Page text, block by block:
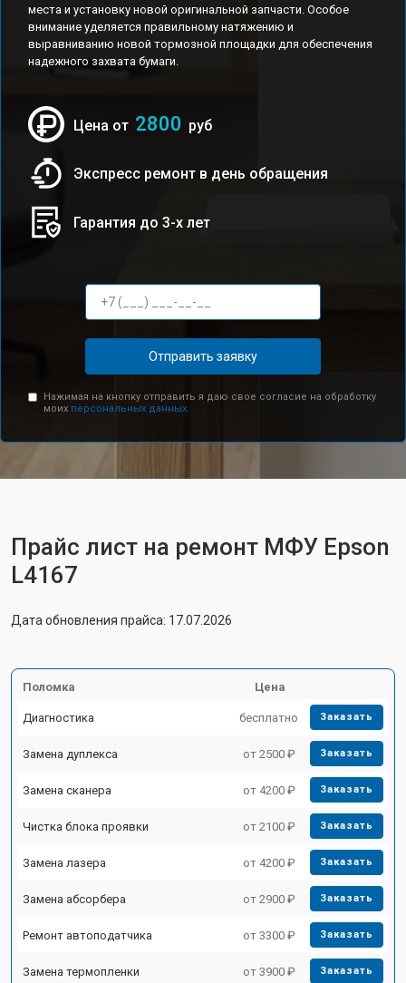
места и установку новой оригинальной запчасти. Особое
внимание уделяется правильному натяжению и
выравниванию новой тормозной площадки для обеспечения
надежного захвата бумаги.
Цена от 2800 руб
Экспресс ремонт в день обращения
Гарантия до 3-х лет
Отправить заявку
Нажимая на кнопку отправить я даю свое согласие на обработку
моих персональных данных.
Прайс лист на ремонт МФУ Epson
L4167
Дата обновления прайса: 17.07.2026
Поломка Цена
Диагностика бесплатно Заказать
Замена дуплекса от 2500 ₽ Заказать
Замена сканера от 4200 ₽ Заказать
Чистка блока проявки от 2100 ₽ Заказать
Замена лазера от 4200 ₽ Заказать
Замена абсорбера от 2900 ₽ Заказать
Ремонт автоподатчика от 3300 ₽ Заказать
Замена термопленки от 3900 ₽ Заказать